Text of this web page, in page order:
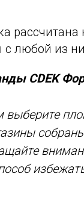
рассчитана
с любой из
CDEK
выберите